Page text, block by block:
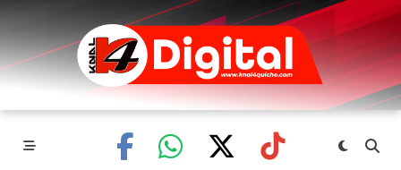
Skip
content